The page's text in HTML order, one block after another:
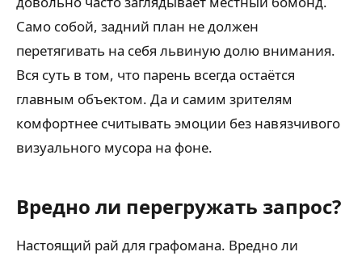
Само собой, задний план не должен
перетягивать на себя львиную долю внимания.
Вся суть в том, что парень всегда остаётся
главным объектом. Да и самим зрителям
комфортнее считывать эмоции без навязчивого
визуального мусора на фоне.
Вредно ли перегружать запрос?
Настоящий рай для графомана. Вредно ли